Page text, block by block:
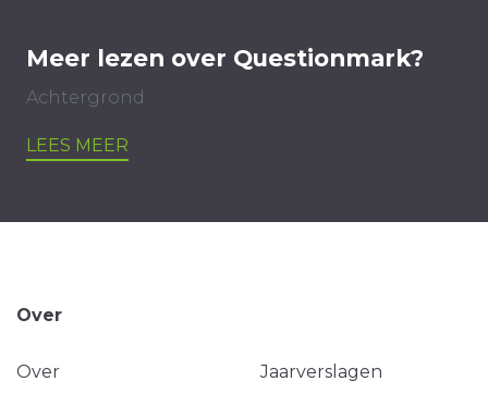
Meer lezen over Questionmark?
Achtergrond
LEES MEER
Over
Over Jaarverslagen